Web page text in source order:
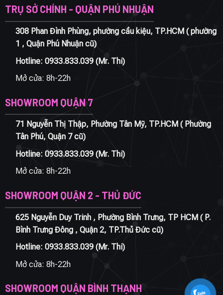
TRỤ SỞ CHÍNH - QUẬN PHÚ NHUẬN
308 Phan Đình Phùng, phường cầu kiệu, TP.HCM ( phường
1 , Quận Phú Nhuận cũ)
Hotline: 0933.833.039(Mr. Thi)
Mở cửa: 8h-22h
SHOWROOM QUẬN 7
71 Nguyễn Thị Thập, Phường Tân Mỹ, TP.HCM ( Phường
Tân Phú, Quận 7 cũ)
Hotline: 0933.833.039(Mr. Thi)
Mở cửa: 8h-22h
SHOWROOM QUẬN 2 - THỦ ĐỨC
625 Nguyễn Duy Trinh , Phường Bình Trưng, TP HCM ( P.
Bình Trưng Đông , Quận 2, TP.Thủ Đức cũ)
Hotline: 0933.833.039(Mr. Thi)
Mở cửa: 8h-22h
SHOWROOM QUẬN BÌNH THẠNH